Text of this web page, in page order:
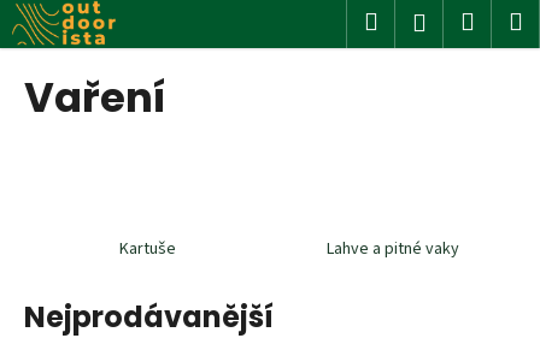
Přejít
na
obsah
HledatPřihlášení
Vaření
Kartuše Lahve a pitné vaky
Nejprodávanější
K
o
e